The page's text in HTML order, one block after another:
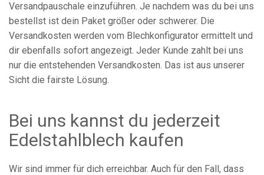
Versandpauschale einzuführen. Je nachdem was du bei uns
bestellst ist dein Paket größer oder schwerer. Die
Versandkosten werden vom Blechkonfigurator ermittelt und
dir ebenfalls sofort angezeigt. Jeder Kunde zahlt bei uns
nur die entstehenden Versandkosten. Das ist aus unserer
Sicht die fairste Lösung.
Bei uns kannst du jederzeit
Edelstahlblech kaufen
Wir sind immer für dich erreichbar. Auch für den Fall, dass